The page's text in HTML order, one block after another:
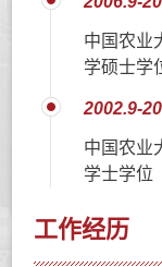
中国农
学硕士学
2002.9-
中国农
学士学位
工作经历